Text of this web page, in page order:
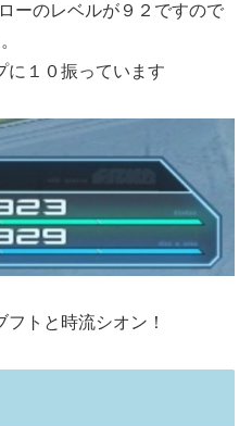
ーのレベルが９２ですので
１０振っています
トと時流シオン！